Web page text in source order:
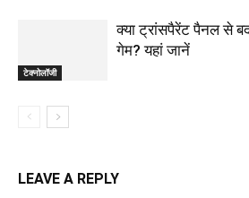
टेक्नोलॉजी
क्या ट्रांसपैरेंट पैनल से
गेम? यहां जानें
LEAVE A REPLY